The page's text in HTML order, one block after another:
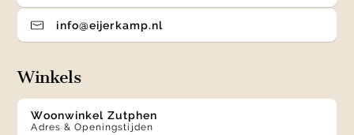
info@eijerkamp.nl
Winkels
Woonwinkel Zutphen
Adres & Openingstijden